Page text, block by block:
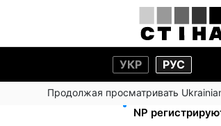
УКР РУС
Продолжая просматривать
Помощь людям
NP